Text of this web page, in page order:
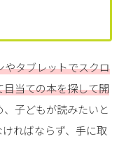
やタブレットでスクロ
当ての本を探して開
、子どもが読みたいと
ればならず、手に取